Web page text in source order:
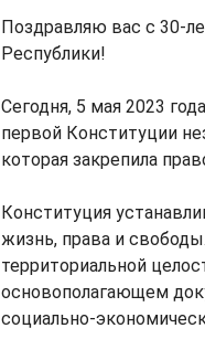
Поздравляю вас с 30-
Республики!
Сегодня, 5 мая 2023
первой Конституции
которая закрепила
Конституция
жизнь, права и
территориальной
основополагающем
социально-